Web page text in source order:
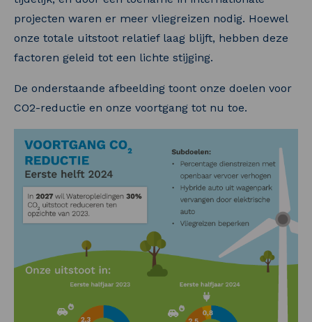
projecten waren er meer vliegreizen nodig. Hoewel
onze totale uitstoot relatief laag blijft, hebben deze
factoren geleid tot een lichte stijging.
De onderstaande afbeelding toont onze doelen voor
CO2-reductie en onze voortgang tot nu toe.